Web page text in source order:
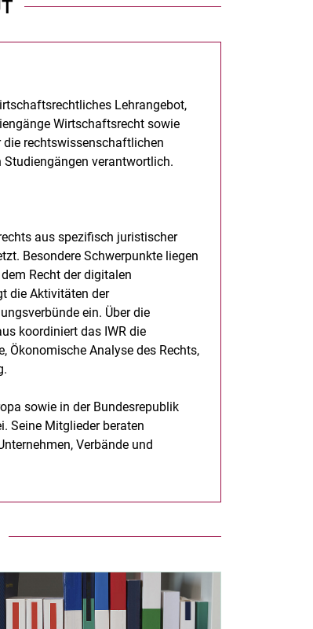
Lehrangebot,
Wirtschaftsrecht sowie
rechtswissenschaftlichen
verantwortlich.
aus spezifisch juristischer
Besondere Schwerpunkte liegen
Recht der digitalen
die Aktivitäten der
ein. Über die
koordiniert das IWR die
Ökonomische Analyse des Rechts,
sowie in der Bundesrepublik
Seine Mitglieder beraten
Verbände und